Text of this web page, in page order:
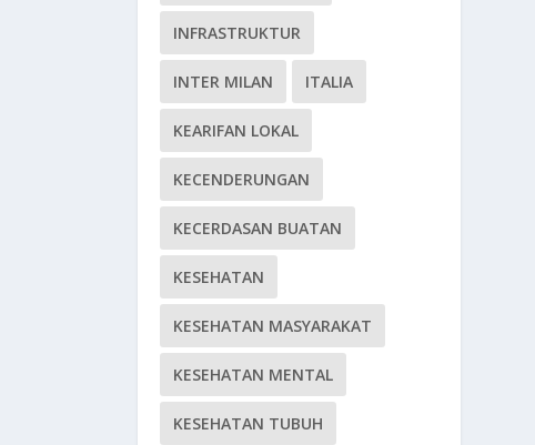
INFRASTRUKTUR
INTER MILAN ITALIA
KEARIFAN LOKAL
KECENDERUNGAN
KECERDASAN BUATAN
KESEHATAN
KESEHATAN MASYARAKAT
KESEHATAN MENTAL
KESEHATAN TUBUH